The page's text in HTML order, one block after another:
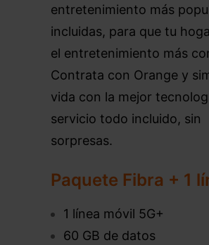
entretenimiento más
incluidas, para que tu
el entretenimiento más
Contrata con Orange y
vida con la mejor
servicio todo incluido, sin
sorpresas.
Paquete Fibra + 1
1 línea móvil 5G+
60 GB de datos